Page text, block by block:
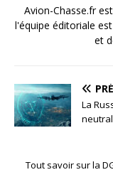
Avion-Chasse.fr
l'équipe éditoriale
et
La
Tout savoir sur la